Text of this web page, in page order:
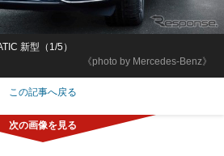
《photo by Mercedes-Benz》
新型（1/5）
この記事へ戻る